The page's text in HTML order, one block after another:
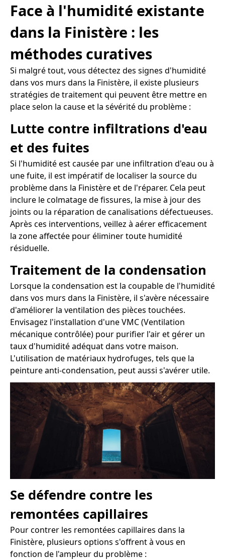
Face à l'humidité existante
dans la Finistère : les
méthodes curatives
Si malgré tout, vous détectez des signes d'humidité
dans vos murs dans la Finistère, il existe plusieurs
stratégies de traitement qui peuvent être mettre en
place selon la cause et la sévérité du problème :
Lutte contre infiltrations d'eau
et des fuites
Si l'humidité est causée par une infiltration d'eau ou à
une fuite, il est impératif de localiser la source du
problème dans la Finistère et de l'réparer. Cela peut
inclure le colmatage de fissures, la mise à jour des
joints ou la réparation de canalisations défectueuses.
Après ces interventions, veillez à aérer efficacement
la zone affectée pour éliminer toute humidité
résiduelle.
Traitement de la condensation
Lorsque la condensation est la coupable de l'humidité
dans vos murs dans la Finistère, il s'avère nécessaire
d'améliorer la ventilation des pièces touchées.
Envisagez l'installation d'une VMC (Ventilation
mécanique contrôlée) pour purifier l'air et gérer un
taux d'humidité adéquat dans votre maison.
L'utilisation de matériaux hydrofuges, tels que la
peinture anti-condensation, peut aussi s'avérer utile.
Se défendre contre les
remontées capillaires
Pour contrer les remontées capillaires dans la
Finistère, plusieurs options s'offrent à vous en
fonction de l'ampleur du problème :